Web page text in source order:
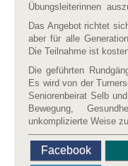
Übungsleiterinnen
Das Angebot richtet
aber für alle
Die Teilnahme ist
Die geführten
Es wird von der
Seniorenbeirat Selb
Bewegung,
unkomplizierte Weise
Facebook